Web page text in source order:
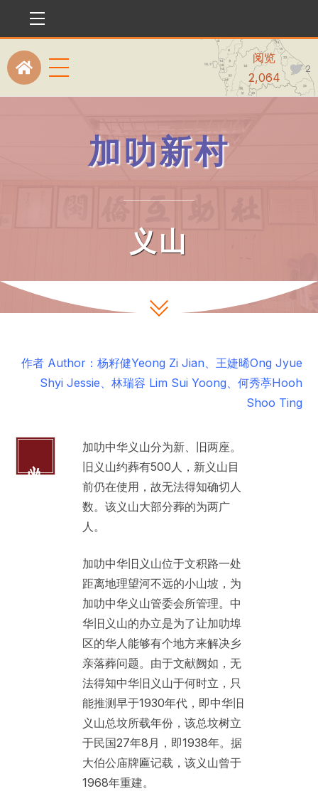
Menu
Icon
label
Menu
阅览
2,064
2
加叻新村
义山
作者 Author：杨籽健Yeong Zi Jian、王婕晞Ong Jyue
Shyi Jessie、林瑞容 Lim Sui Yoong、何秀葶Hooh
Shoo Ting
加叻中华义山分为新、旧两座。
旧义山约葬有500人，新义山目
前仍在使用，故无法得知确切人
数。该义山大部分葬的为两广
人。
加叻中华旧义山位于文积路一处
距离地理望河不远的小山坡，为
加叻中华义山管委会所管理。中
华旧义山的办立是为了让加叻埠
区的华人能够有个地方来解决乡
亲落葬问题。由于文献阙如，无
法得知中华旧义山于何时立，只
能推测早于1930年代，即中华旧
义山总坟所载年份，该总坟树立
于民国27年8月，即1938年。据
大伯公庙牌匾记载，该义山曾于
1968年重建。